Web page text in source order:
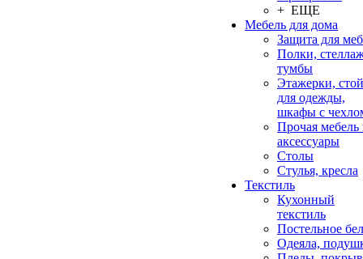
+ ЕЩЕ
Мебель для дома
Защита для
Полки,
тумбы
Этажерки,
для одежды,
шкафы с
Прочая мебель
аксессуары
Столы
Стулья, кресла
Текстиль
Кухонный
текстиль
Постельное
Одеяла,